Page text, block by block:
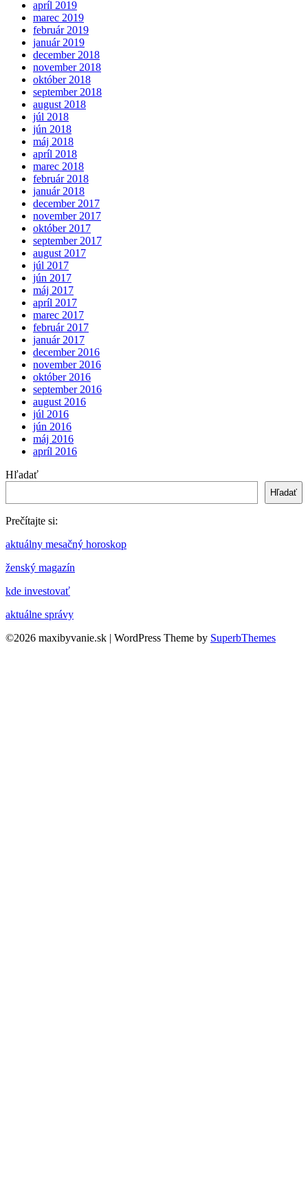
apríl 2019
marec 2019
február 2019
január 2019
december 2018
november 2018
október 2018
september 2018
august 2018
júl 2018
jún 2018
máj 2018
apríl 2018
marec 2018
február 2018
január 2018
december 2017
november 2017
október 2017
september 2017
august 2017
júl 2017
jún 2017
máj 2017
apríl 2017
marec 2017
február 2017
január 2017
december 2016
november 2016
október 2016
september 2016
august 2016
júl 2016
jún 2016
máj 2016
apríl 2016
Hľadať
Hľadať
Prečítajte si:
aktuálny mesačný horoskop
ženský magazín
kde investovať
aktuálne správy
©2026 maxibyvanie.sk | WordPress Theme by SuperbThemes